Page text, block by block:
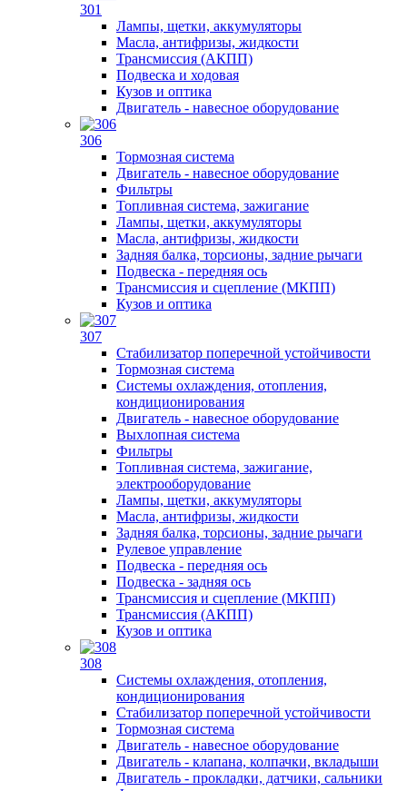
301
Лампы, щетки, аккумуляторы
Масла, антифризы, жидкости
Трансмиссия (АКПП)
Подвеска и ходовая
Кузов и оптика
Двигатель - навесное оборудование
306
Тормозная система
Двигатель - навесное оборудование
Фильтры
Топливная система, зажигание
Лампы, щетки, аккумуляторы
Масла, антифризы, жидкости
Задняя балка, торсионы, задние рычаги
Подвеска - передняя ось
Трансмиссия и сцепление (МКПП)
Кузов и оптика
307
Стабилизатор поперечной устойчивости
Тормозная система
Системы охлаждения, отопления,
кондиционирования
Двигатель - навесное оборудование
Выхлопная система
Фильтры
Топливная система, зажигание,
электрооборудование
Лампы, щетки, аккумуляторы
Масла, антифризы, жидкости
Задняя балка, торсионы, задние рычаги
Рулевое управление
Подвеска - передняя ось
Подвеска - задняя ось
Трансмиссия и сцепление (МКПП)
Трансмиссия (АКПП)
Кузов и оптика
308
Системы охлаждения, отопления,
кондиционирования
Стабилизатор поперечной устойчивости
Тормозная система
Двигатель - навесное оборудование
Двигатель - клапана, колпачки, вкладыши
Двигатель - прокладки, датчики, сальники